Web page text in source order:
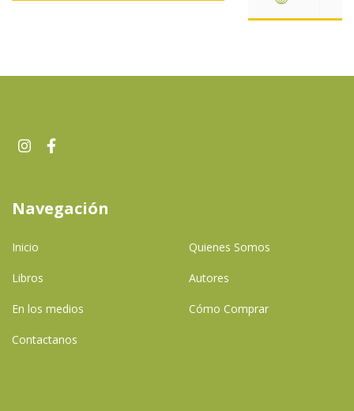
Navegación
Inicio Quienes Somos
Libros Autores
En los medios Cómo Comprar
Contactanos